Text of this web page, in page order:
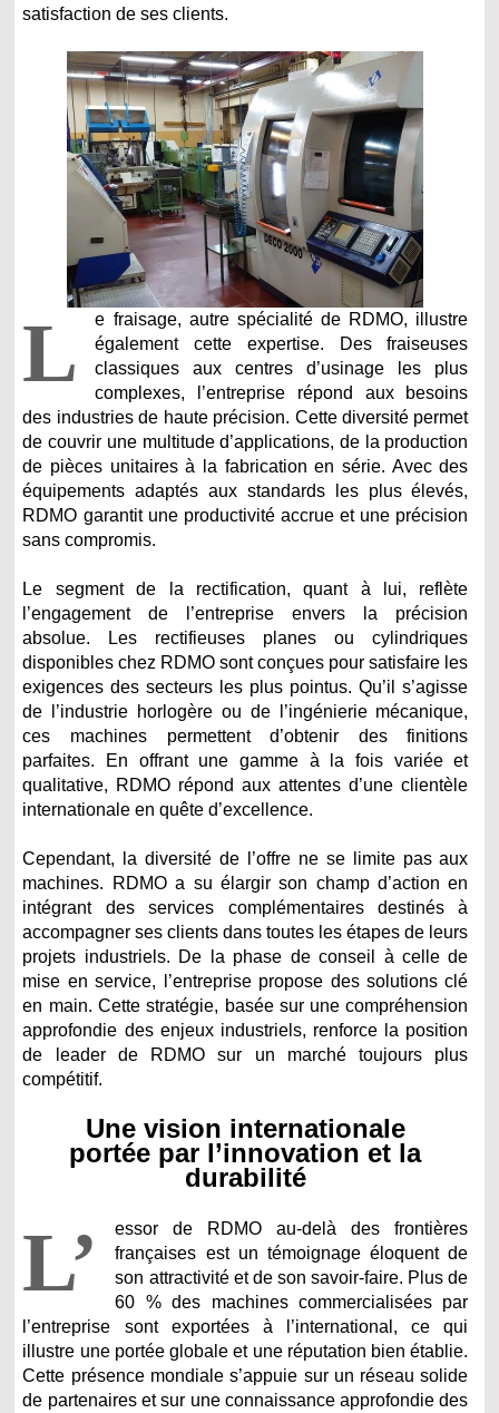
satisfaction de ses clients.
L
e fraisage, autre spécialité de RDMO, illustre
également cette expertise. Des fraiseuses
classiques aux centres d’usinage les plus
complexes, l’entreprise répond aux besoins
des industries de haute précision. Cette diversité permet
de couvrir une multitude d’applications, de la production
de pièces unitaires à la fabrication en série. Avec des
équipements adaptés aux standards les plus élevés,
RDMO garantit une productivité accrue et une précision
sans compromis.
Le segment de la rectification, quant à lui, reflète
l’engagement de l’entreprise envers la précision
absolue. Les rectifieuses planes ou cylindriques
disponibles chez RDMO sont conçues pour satisfaire les
exigences des secteurs les plus pointus. Qu’il s’agisse
de l’industrie horlogère ou de l’ingénierie mécanique,
ces machines permettent d’obtenir des finitions
parfaites. En offrant une gamme à la fois variée et
qualitative, RDMO répond aux attentes d’une clientèle
internationale en quête d’excellence.
Cependant, la diversité de l’offre ne se limite pas aux
machines. RDMO a su élargir son champ d’action en
intégrant des services complémentaires destinés à
accompagner ses clients dans toutes les étapes de leurs
projets industriels. De la phase de conseil à celle de
mise en service, l’entreprise propose des solutions clé
en main. Cette stratégie, basée sur une compréhension
approfondie des enjeux industriels, renforce la position
de leader de RDMO sur un marché toujours plus
compétitif.
Une vision internationale
portée par l’innovation et la
durabilité
L’
essor de RDMO au-delà des frontières
françaises est un témoignage éloquent de
son attractivité et de son savoir-faire. Plus de
60 % des machines commercialisées par
l’entreprise sont exportées à l’international, ce qui
illustre une portée globale et une réputation bien établie.
Cette présence mondiale s’appuie sur un réseau solide
de partenaires et sur une connaissance approfondie des